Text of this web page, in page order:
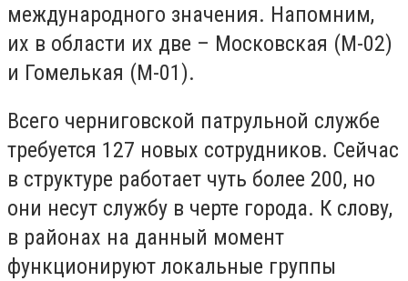
международного значения. Напомним,
их в области их две – Московская (М-02)
и Гомелькая (М-01).
Всего черниговской патрульной службе
требуется 127 новых сотрудников. Сейчас
в структуре работает чуть более 200, но
они несут службу в черте города. К слову,
в районах на данный момент
функционируют локальные группы